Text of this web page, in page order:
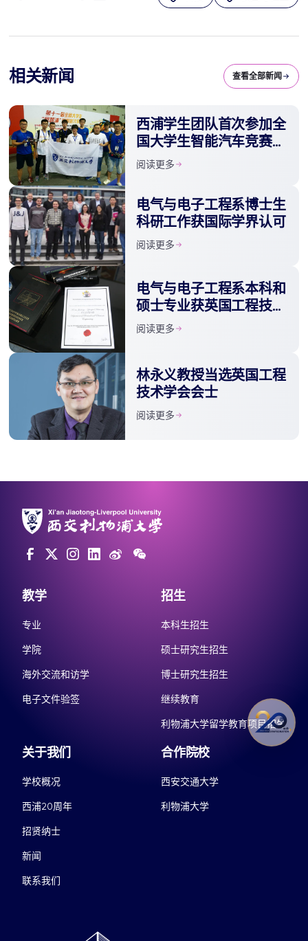
相关新闻 查看全部新闻
西浦学生团队首次参加全
国大学生智能汽车竞赛
勇夺华东赛区奖项
阅读更多
电气与电子工程系博士生
科研工作获国际学界认可
阅读更多
电气与电子工程系本科和
硕士专业获英国工程技术
学会全面认证
阅读更多
林永义教授当选英国工程
技术学会会士
阅读更多
教学
专业
学院
海外交流和访学
电子文件验签
招生
本科生招生
硕士研究生招生
博士研究生招生
继续教育
利物浦大学留学教育项目招生
关于我们
学校概况
西浦20周年
招贤纳士
新闻
联系我们
合作院校
西安交通大学
利物浦大学